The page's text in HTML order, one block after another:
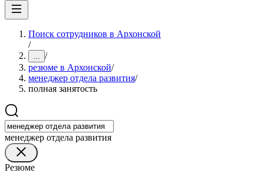
Поиск сотрудников в Архонской
/
... /
резюме в Архонской/
менеджер отдела развития/
полная занятость
менеджер отдела развития
Резюме